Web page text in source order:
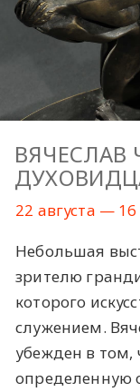
ВЯЧЕСЛАВ
22 августа —
Небольшая
зрителю
которого
служением.
убежден в том,
определенную